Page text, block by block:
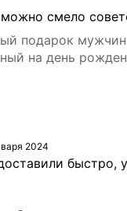
можно смело
подарок
на день
2024
быстро,